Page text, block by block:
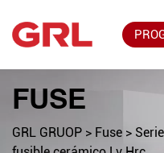
FUSE
GRL GRUOP > Fuse >